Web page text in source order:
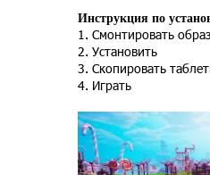
Инструкция по
1. Смонтировать образ
2. Установить
3. Скопировать
4. Играть